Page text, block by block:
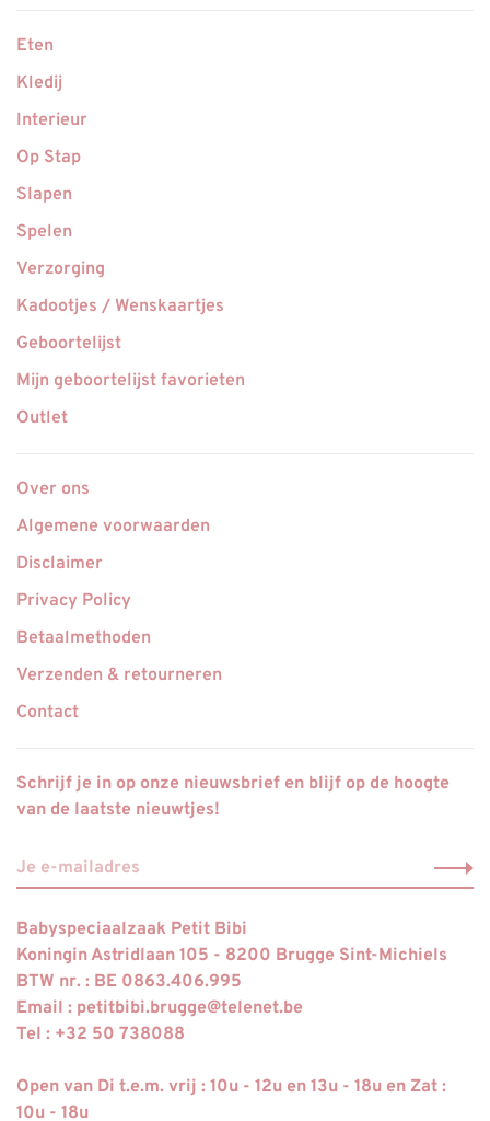
Eten
Kledij
Interieur
Op Stap
Slapen
Spelen
Verzorging
Kadootjes / Wenskaartjes
Geboortelijst
Mijn geboortelijst favorieten
Outlet
Over ons
Algemene voorwaarden
Disclaimer
Privacy Policy
Betaalmethoden
Verzenden & retourneren
Contact
Schrijf je in op onze nieuwsbrief en blijf op de hoogte
van de laatste nieuwtjes!
Babyspeciaalzaak Petit Bibi
Koningin Astridlaan 105 - 8200 Brugge Sint-Michiels
BTW nr. : BE 0863.406.995
Email : petitbibi.brugge@telenet.be
Tel : +32 50 738088
Open van Di t.e.m. vrij : 10u - 12u en 13u - 18u en Zat :
10u - 18u